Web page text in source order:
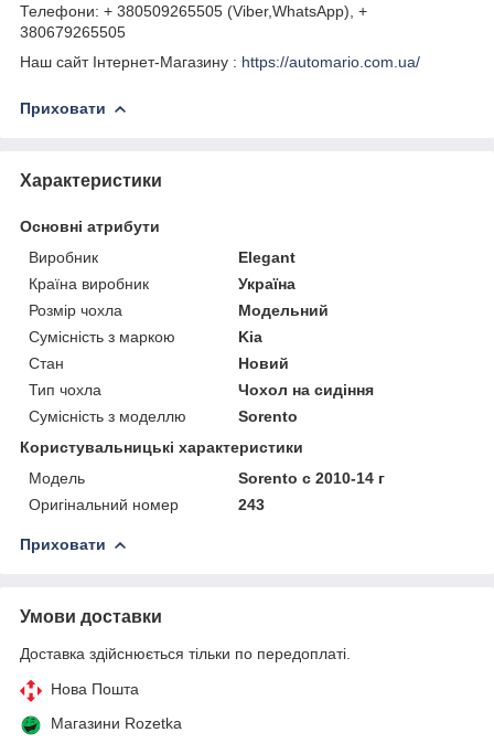
Телефони: + 380509265505 (Viber,WhatsApp), +
380679265505
Наш сайт Інтернет-Магазину : https://automario.com.ua/
Приховати
Характеристики
Основні атрибути
Виробник
Elegant
Країна виробник
Україна
Розмір чохла
Модельний
Сумісність з маркою
Kia
Стан
Новий
Тип чохла
Чохол на сидіння
Сумісність з моделлю
Sorento
Користувальницькі характеристики
Мoдель
Sorento с 2010-14 г
Оригінальний номер
243
Приховати
Умови доставки
Доставка здійснюється тільки по передоплаті.
Нова Пошта
Магазини Rozetka